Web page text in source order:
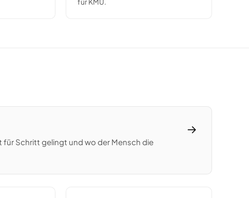
Schritt gelingt und wo der Mensch die
→